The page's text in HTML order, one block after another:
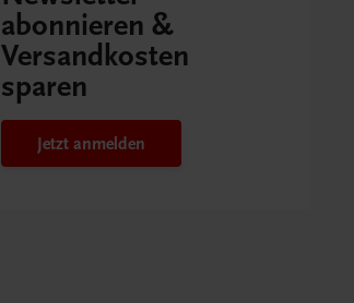
abonnieren &
Versandkosten
sparen
Jetzt anmelden